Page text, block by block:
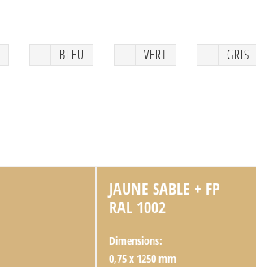
BLEU VERT GRIS
JAUNE SABLE + FP
RAL 1002
Dimensions:
0,75 x 1250 mm